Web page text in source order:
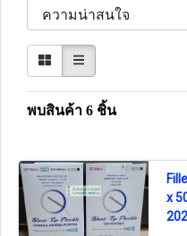
พบสินค้า 6 ชิ้น
x